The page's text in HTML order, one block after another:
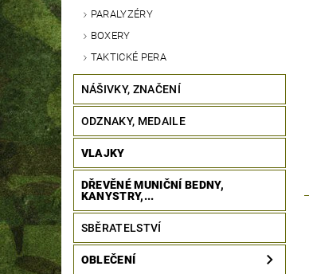
PARALYZÉRY
BOXERY
TAKTICKÉ PERA
NÁŠIVKY, ZNAČENÍ
ODZNAKY, MEDAILE
VLAJKY
DŘEVĚNÉ MUNIČNÍ BEDNY,
KANYSTRY,...
SBĚRATELSTVÍ
OBLEČENÍ